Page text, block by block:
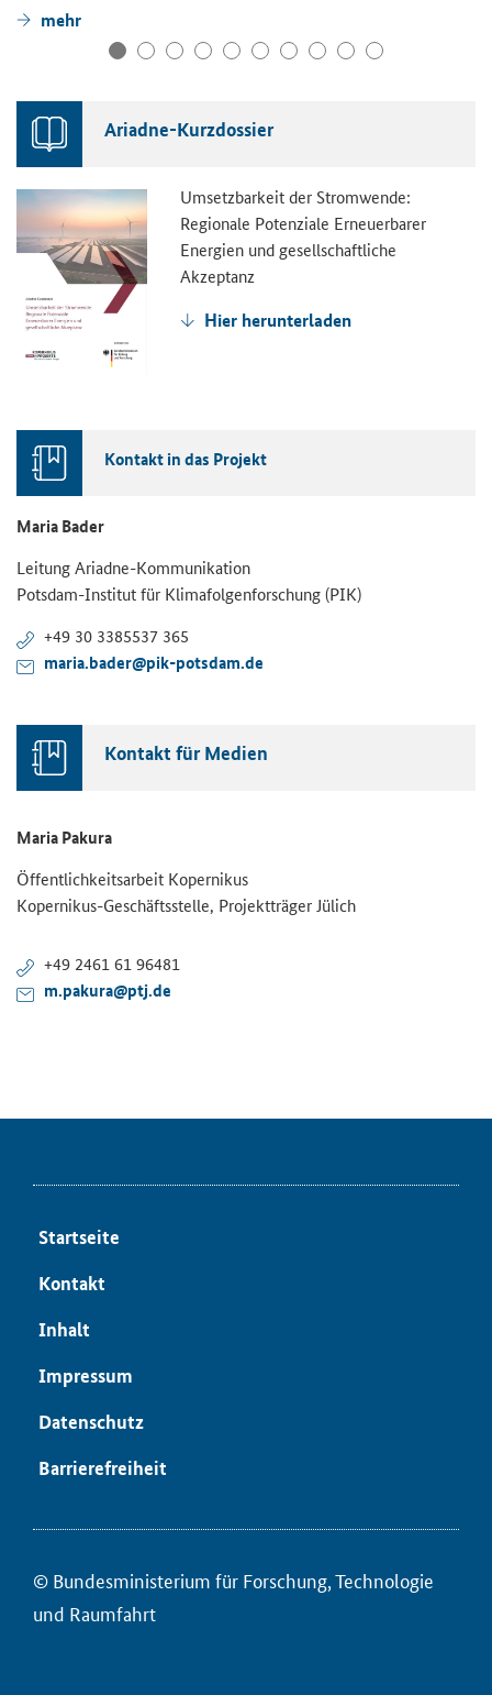
mehr
Ariadne-Kurzdossier
Umsetzbarkeit der Stromwende:
Regionale Potenziale Erneuerbarer
Energien und gesellschaftliche
Akzeptanz
Hier herunterladen
Kontakt in das Projekt
Maria Bader
Leitung Ariadne-Kommunikation
Potsdam-Institut für Klimafolgenforschung (PIK)
+49 30 3385537 365
maria.bader@pik-potsdam.de
Kontakt für Medien
Maria Pakura
Öffentlichkeitsarbeit Kopernikus
Kopernikus-Geschäftsstelle, Projektträger Jülich
+49 2461 61 96481
m.pakura@ptj.de
Startseite
Kontakt
Inhalt
Impressum
Datenschutz
Barrierefreiheit
© Bundesministerium für ­Forschung, Technologie
und Raumfahrt